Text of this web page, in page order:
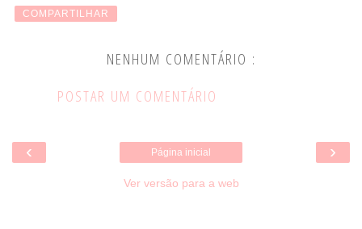
COMPARTILHAR
NENHUM COMENTÁRIO :
POSTAR UM COMENTÁRIO
‹ ›
Página inicial
Ver versão para a web